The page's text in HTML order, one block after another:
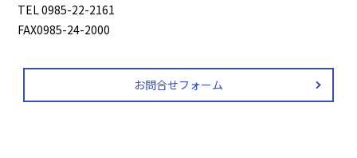
TEL 0985-22-2161
FAX0985-24-2000
お問合せフォーム